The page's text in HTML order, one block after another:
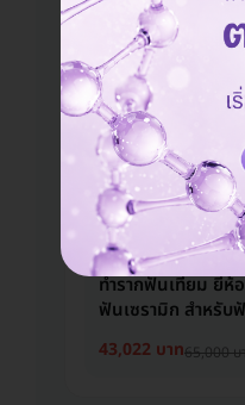
9,800 บาท 15,000 บาท
NP
ให้บริการที่ วัฒนา
เดินทางสะดวก รีวิวดีลูกค้
มีที่จอดรถมากกว่า 3 คัน
ทำรากฟันเทียม ยี่
ฟันเซรามิก สำหรับ
43,022 บาท65,000 บ